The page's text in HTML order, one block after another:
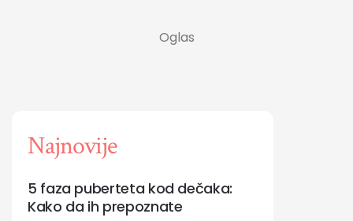
Najnovije
5 faza puberteta kod dečaka:
Kako da ih prepoznate